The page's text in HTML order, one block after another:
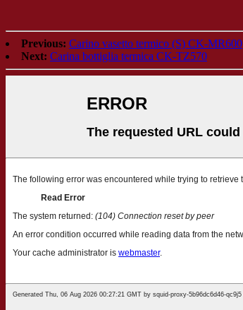
Previous: Carino vasetto termico (S) CK-MR600
Next: Carina bottiglia termica CK-TZ570